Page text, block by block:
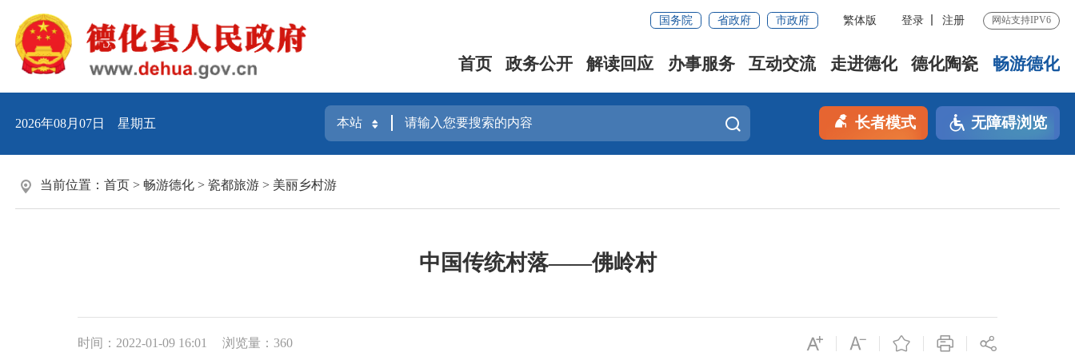
国务院 省政府 市政府 繁体版 登录 注册 网站支持IPV6
首页 政务公开 解读回应 办事服务 互动交流 走进德化 德化陶瓷 畅游德化
2026年08月07日 星期五 长者模式 无障碍浏览
当前位置： 首页 > 畅游德化 > 瓷都旅游 > 美丽乡村游
中国传统村落——佛岭村
时间：2022-01-09 16:01 浏览量： 360